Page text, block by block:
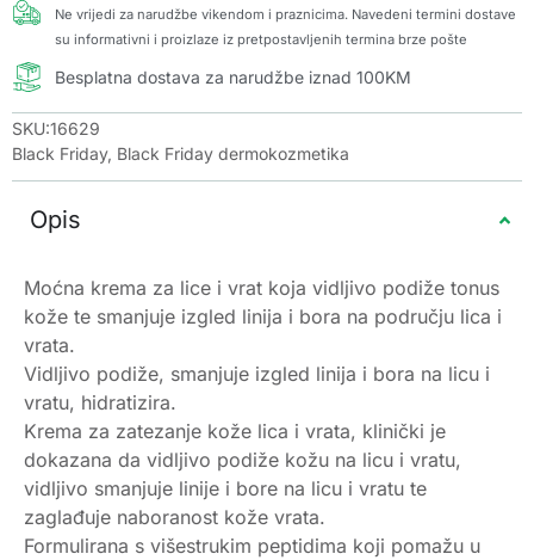
Ne vrijedi za narudžbe vikendom i praznicima. Navedeni termini dostave
su informativni i proizlaze iz pretpostavljenih termina brze pošte
Besplatna dostava za narudžbe iznad 100KM
SKU:16629
Black Friday, Black Friday dermokozmetika
Opis
Moćna krema za lice i vrat koja vidljivo podiže tonus
kože te smanjuje izgled linija i bora na području lica i
vrata.
Vidljivo podiže, smanjuje izgled linija i bora na licu i
vratu, hidratizira.
Krema za zatezanje kože lica i vrata, klinički je
dokazana da vidljivo podiže kožu na licu i vratu,
vidljivo smanjuje linije i bore na licu i vratu te
zaglađuje naboranost kože vrata.
Formulirana s višestrukim peptidima koji pomažu u